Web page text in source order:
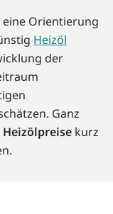
Orientierung
Heizöl
der
Ganz
Heizölpreise kurz